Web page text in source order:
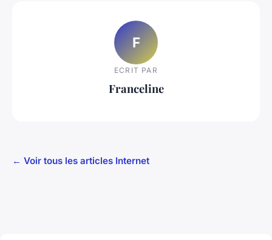
F
ECRIT PAR
Franceline
← Voir tous les articles Internet